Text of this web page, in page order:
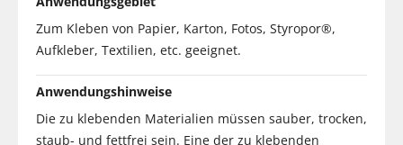
Zum Kleben von Papier, Karton, Fotos, Styropor®,
Aufkleber, Textilien, etc. geeignet.
Anwendungshinweise
Die zu klebenden Materialien müssen sauber, trocken,
staub- und fettfrei sein. Eine der zu klebenden